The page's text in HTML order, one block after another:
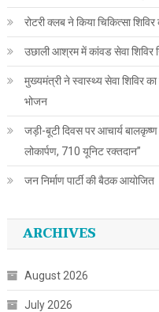
रोटरी क्लब ने किया चिकित्सा
उछाली आश्रम में कांवड सेवा शिविर
मुख्यमंत्री ने स्वास्थ्य सेवा शिविर
भोजन
जड़ी-बूटी दिवस पर आचार्य
लोकार्पण, 710 यूनिट रक्तदान”
जन निर्माण पार्टी की बैठक आयोजित
ARCHIVES
August 2026
July 2026